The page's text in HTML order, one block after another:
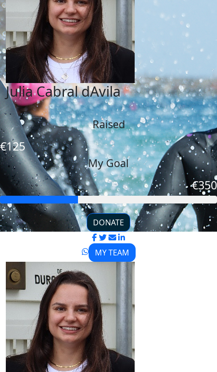
Julia Cabral dAvila
Raised
€125
My Goal
€350
DONATE
MY TEAM